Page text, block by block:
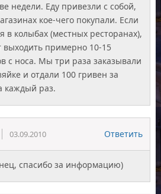
недели. Еду привезли с собой,
кое-чего покупали. Если
в колыбах (местных ресторанах),
выходить примерно 10-15
с носа. Мы три раза заказывали
и отдали 100 гривен за
каждый раз.
03.09.2010 Ответить
спасибо за информацию)